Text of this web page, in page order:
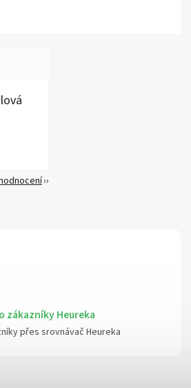
zákazníky Heureka
přes srovnávač Heureka